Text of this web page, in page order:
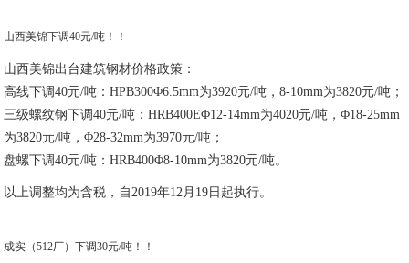
山西美锦下调40元/吨！！
山西美锦出台建筑钢材价格政策：
高线下调40元/吨：HPB300Φ6.5mm为3920元/吨，8-10mm为3820元/吨；
三级螺纹钢下调40元/吨：HRB400EΦ12-14mm为4020元/吨，Φ18-25mm
为3820元/吨，Φ28-32mm为3970元/吨；
盘螺下调40元/吨：HRB400Φ8-10mm为3820元/吨。
以上调整均为含税，自2019年12月19日起执行。
成实（512厂）下调30元/吨！！